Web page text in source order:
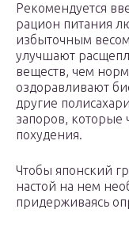
Рекомендуется
рацион питания
избыточным
улучшают
веществ, чем
оздоравливают
другие
запоров, которые
похудения.
Чтобы японский
настой на нем
придерживаясь